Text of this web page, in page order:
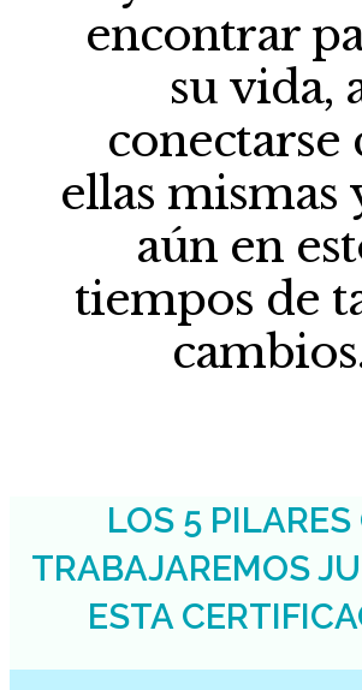
encontrar
su vida,
conectarse
ellas mismas
aún en
tiempos de
LOS 5 PILARES
TRABAJAREMOS
ESTA